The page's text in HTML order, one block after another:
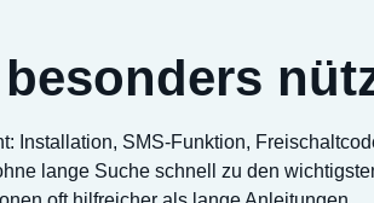
Installation, SMS-Funktion,
lange Suche schnell zu den